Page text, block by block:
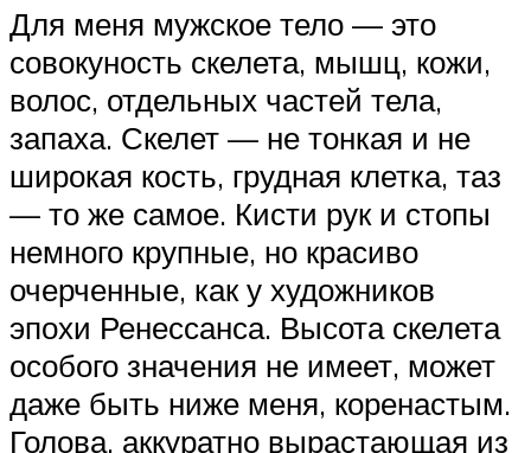
Для меня мужское тело — это
совокуность скелета, мышц, кожи,
волос, отдельных частей тела,
запаха. Скелет — не тонкая и не
широкая кость, грудная клетка, таз
— то же самое. Кисти рук и стопы
немного крупные, но красиво
очерченные, как у художников
эпохи Ренессанса. Высота скелета
особого значения не имеет, может
даже быть ниже меня, коренастым.
Голова, аккуратно вырастающая из